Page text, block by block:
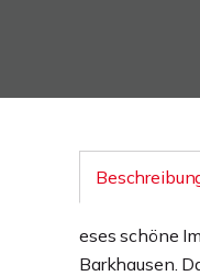
eses schöne
Barkhausen.